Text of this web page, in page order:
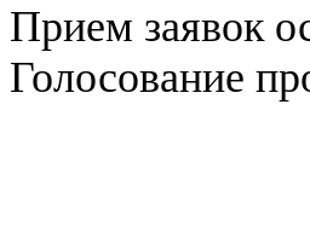
Прием заявок
Голосование